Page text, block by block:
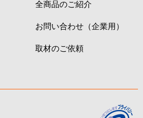
全商品のご紹介
お問い合わせ（企業用）
取材のご依頼